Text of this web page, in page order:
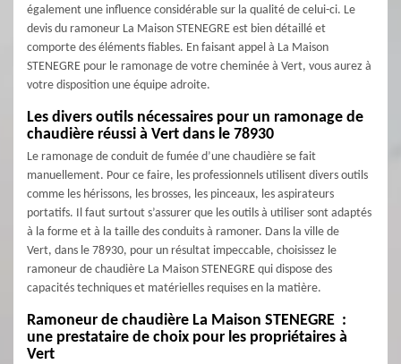
également une influence considérable sur la qualité de celui-ci. Le
devis du ramoneur La Maison STENEGRE est bien détaillé et
comporte des éléments fiables. En faisant appel à La Maison
STENEGRE pour le ramonage de votre cheminée à Vert, vous aurez à
votre disposition une équipe adroite.
Les divers outils nécessaires pour un ramonage de
chaudière réussi à Vert dans le 78930
Le ramonage de conduit de fumée d’une chaudière se fait
manuellement. Pour ce faire, les professionnels utilisent divers outils
comme les hérissons, les brosses, les pinceaux, les aspirateurs
portatifs. Il faut surtout s’assurer que les outils à utiliser sont adaptés
à la forme et à la taille des conduits à ramoner. Dans la ville de
Vert, dans le 78930, pour un résultat impeccable, choisissez le
ramoneur de chaudière La Maison STENEGRE qui dispose des
capacités techniques et matérielles requises en la matière.
Ramoneur de chaudière La Maison STENEGRE :
une prestataire de choix pour les propriétaires à
Vert